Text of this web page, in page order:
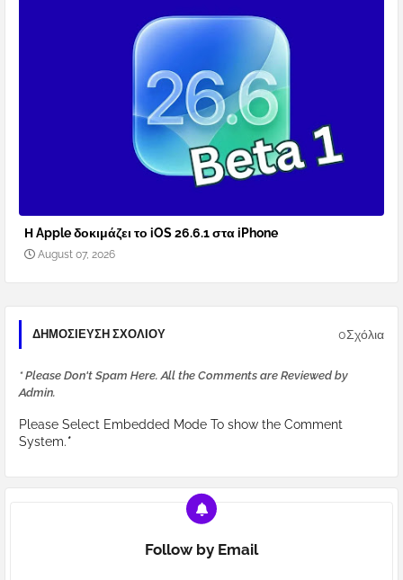
Η Apple δοκιμάζει το iOS 26.6.1 στα iPhone
August 07, 2026
ΔΗΜΟΣΊΕΥΣΗ ΣΧΟΛΊΟΥ 0Σχόλια
* Please Don't Spam Here. All the Comments are Reviewed by
Admin.
Please Select Embedded Mode To show the Comment
System.*
Follow by Email